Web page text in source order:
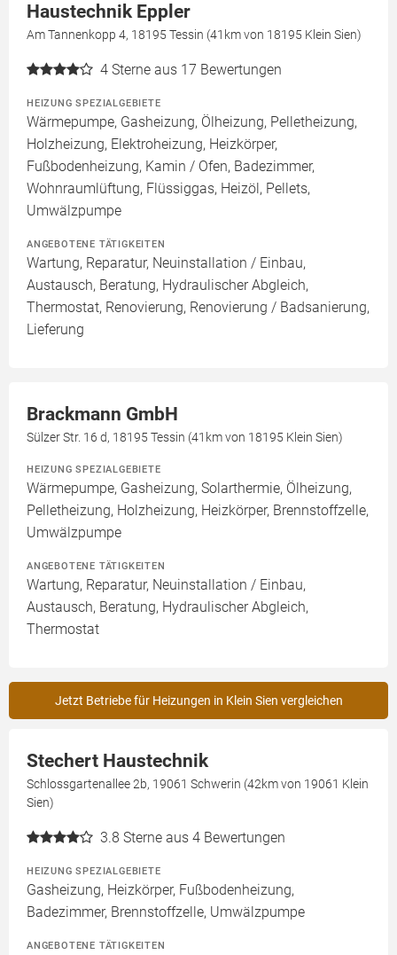
Haustechnik Eppler
Am Tannenkopp 4, 18195 Tessin (41km von 18195 Klein Sien)
4 Sterne aus 17 Bewertungen
HEIZUNG SPEZIALGEBIETE
Wärmepumpe, Gasheizung, Ölheizung, Pelletheizung,
Holzheizung, Elektroheizung, Heizkörper,
Fußbodenheizung, Kamin / Ofen, Badezimmer,
Wohnraumlüftung, Flüssiggas, Heizöl, Pellets,
Umwälzpumpe
ANGEBOTENE TÄTIGKEITEN
Wartung, Reparatur, Neuinstallation / Einbau,
Austausch, Beratung, Hydraulischer Abgleich,
Thermostat, Renovierung, Renovierung / Badsanierung,
Lieferung
Brackmann GmbH
Sülzer Str. 16 d, 18195 Tessin (41km von 18195 Klein Sien)
HEIZUNG SPEZIALGEBIETE
Wärmepumpe, Gasheizung, Solarthermie, Ölheizung,
Pelletheizung, Holzheizung, Heizkörper, Brennstoffzelle,
Umwälzpumpe
ANGEBOTENE TÄTIGKEITEN
Wartung, Reparatur, Neuinstallation / Einbau,
Austausch, Beratung, Hydraulischer Abgleich,
Thermostat
Jetzt Betriebe für Heizungen in Klein Sien vergleichen
Stechert Haustechnik
Schlossgartenallee 2b, 19061 Schwerin (42km von 19061 Klein
Sien)
3.8 Sterne aus 4 Bewertungen
HEIZUNG SPEZIALGEBIETE
Gasheizung, Heizkörper, Fußbodenheizung,
Badezimmer, Brennstoffzelle, Umwälzpumpe
ANGEBOTENE TÄTIGKEITEN